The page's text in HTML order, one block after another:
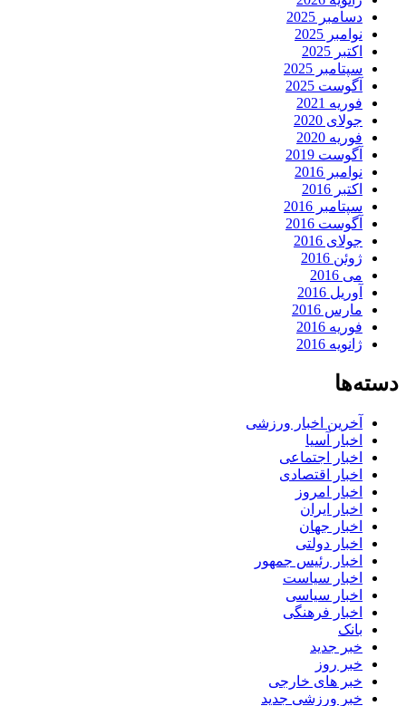
دسامبر 2025
نوامبر 2025
اکتبر 2025
سپتامبر 2025
آگوست 2025
فوریه 2021
جولای 2020
فوریه 2020
آگوست 2019
نوامبر 2016
اکتبر 2016
سپتامبر 2016
آگوست 2016
جولای 2016
ژوئن 2016
می 2016
آوریل 2016
مارس 2016
فوریه 2016
ژانویه 2016
دسته‌ها
آخرین اخبار ورزشی
اخبار آسیا
اخبار اجتماعی
اخبار اقتصادی
اخبار امروز
اخبار ایران
اخبار جهان
اخبار دولتی
اخبار رئیس جمهور
اخبار سیاست
اخبار سیاسی
اخبار فرهنگی
بانک
خبر جدید
خبر روز
خبر های خارجی
خبر ورزشی جدید